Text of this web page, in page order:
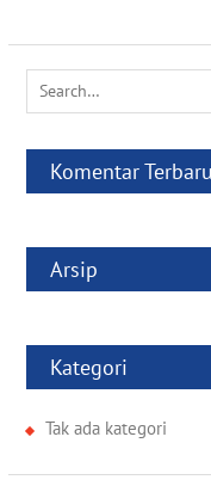
Search
for:
Komentar Terbaru
Arsip
Kategori
Tak ada kategori